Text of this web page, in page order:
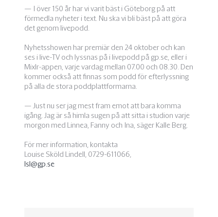
— I över 150 år har vi varit bäst i Göteborg på att
förmedla nyheter i text. Nu ska vi bli bäst på att göra
det genom livepodd.
Nyhetsshowen har premiär den 24 oktober och kan
ses i live-TV och lyssnas på i livepodd på gp.se, eller i
Mixlr-appen, varje vardag mellan 07.00 och 08.30. Den
kommer också att finnas som podd för efterlyssning
på alla de stora poddplattformarna.
— Just nu ser jag mest fram emot att bara komma
igång. Jag är så himla sugen på att sitta i studion varje
morgon med Linnea, Fanny och Ina, säger Kalle Berg.
För mer information, kontakta
Louise Sköld Lindell, 0729-611066,
lsl@gp.se